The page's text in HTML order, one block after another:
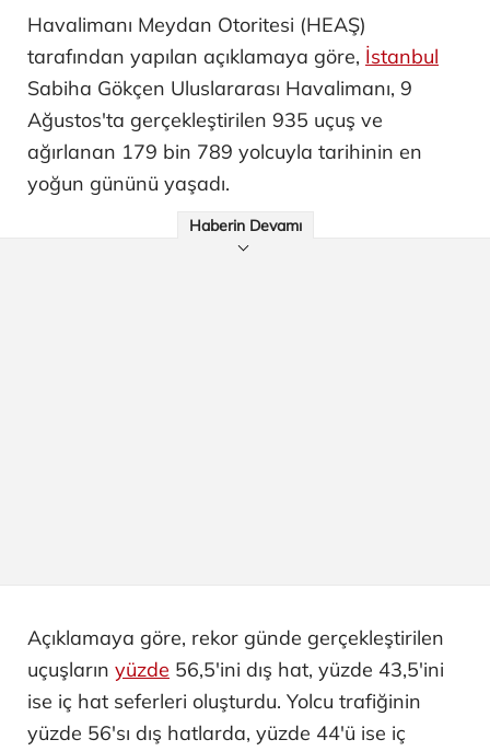
Havalimanı Meydan Otoritesi (HEAŞ)
tarafından yapılan açıklamaya göre, İstanbul
Sabiha Gökçen Uluslararası Havalimanı, 9
Ağustos'ta gerçekleştirilen 935 uçuş ve
ağırlanan 179 bin 789 yolcuyla tarihinin en
yoğun gününü yaşadı.
Haberin Devamı
Açıklamaya göre, rekor günde gerçekleştirilen
uçuşların yüzde 56,5'ini dış hat, yüzde 43,5'ini
ise iç hat seferleri oluşturdu. Yolcu trafiğinin
yüzde 56'sı dış hatlarda, yüzde 44'ü ise iç